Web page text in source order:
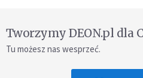
Tworzymy DEON.pl dla
Tu możesz nas wesprzeć.